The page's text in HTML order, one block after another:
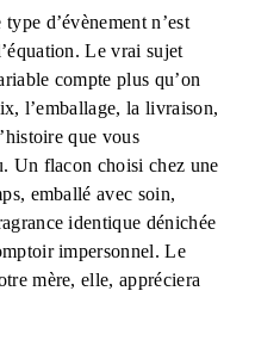
d’évènement n’est
Le vrai sujet
compte plus qu’on
l’emballage, la livraison,
que vous
Un flacon choisi chez une
emballé avec soin,
identique dénichée
impersonnel. Le
mère, elle, appréciera